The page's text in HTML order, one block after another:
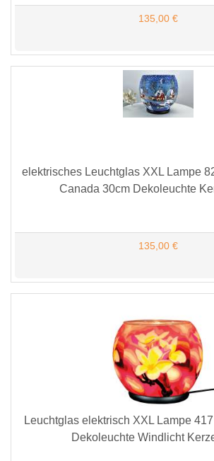
135,00 €
elektrisches Leuchtglas XXL Lampe
Canada 30cm Dekoleuchte
135,00 €
Leuchtglas elektrisch XXL Lampe
Dekoleuchte Windlicht